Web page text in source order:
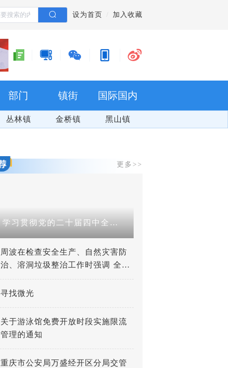
设为首页 加入收藏
部门 镇街 国际国内
丛林镇 金桥镇 黑山镇
更多>>
学习贯彻党的二十届四中全会精神
周波在检查安全生产、自然灾害防
治、溶洞垃圾整治工作时强调 全力
打好防灾减灾救灾人民战争 深入推
进溶洞垃圾专项整治工作
寻找微光
关于游泳馆免费开放时段实施限流
管理的通知
重庆市公安局万盛经开区分局交管